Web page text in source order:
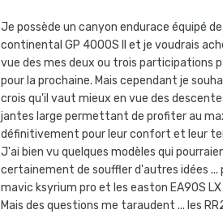
Je possède un canyon endurace équipé
continental GP 4000S II et je voudrais
vue des mes deux ou trois participations
pour la prochaine. Mais cependant je
crois qu'il vaut mieux en vue des
jantes large permettant de profiter au
définitivement pour leur confort et leur
J'ai bien vu quelques modèles qui
certainement de souffler d'autres idées ...
mavic ksyrium pro et les easton EA90S LX
Mais des questions me taraudent ... les